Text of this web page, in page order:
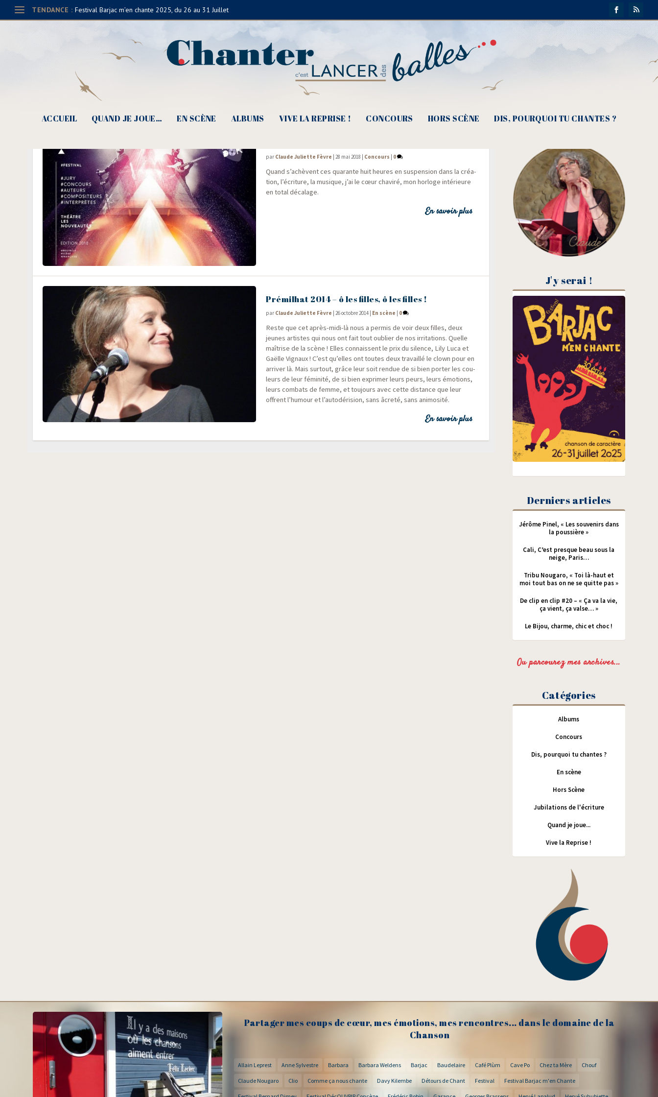
TENDANCE : Festival Barjac m’en chante 2025, du 26 au 31 Juillet
ACCUEIL QUAND JE JOUE… EN SCÈNE ALBUMS VIVE LA REPRISE ! CONCOURS HORS SCÈNE DIS, POURQUOI TU CHANTES ?
par Claude Juliette Fèvre |28 mai 2018 Concours 0
Quand s’achèvent ces qua­rante huit heures en sus­pen­sion dans la créa­
tion, l’écriture, la musique, j’ai le cœur cha­vi­ré, mon hor­loge inté­rieure
en total décalage.
En savoir plus
Prémilhat 2014 – ô les filles, ô les filles !
par Claude Juliette Fèvre |26 octobre 2014 En scène 0
Reste que cet après-midi-là nous a per­mis de voir deux filles, deux
jeunes artistes qui nous ont fait tout oublier de nos irri­ta­tions. Quelle
maî­trise de la scène ! Elles connaissent le prix du silence, Lily Luca et
Gaëlle Vignaux ! C’est qu’elles ont toutes deux tra­vaillé le clown pour en
arri­ver là. Mais sur­tout, grâce leur soit ren­due de si bien por­ter les cou­
leurs de leur fémi­ni­té, de si bien expri­mer leurs peurs, leurs émo­tions,
leurs com­bats de femme, et tou­jours avec cette dis­tance que leur
offrent l’humour et l’autodérision, sans âcre­té, sans animosité.
En savoir plus
J'y serai !
Derniers articles
Jérôme Pinel, « Les souvenirs dans
la poussière »
Cali, C’est presque beau sous la
neige, Paris…
Tribu Nougaro, « Toi là-haut et
moi tout bas on ne se quitte pas »
De clip en clip #20 – « Ça va la vie,
ça vient, ça valse… »
Le Bijou, charme, chic et choc !
Ou parcourez mes archives...
Catégories
Albums
Concours
Dis, pourquoi tu chantes ?
En scène
Hors Scène
Jubilations de l'écriture
Quand je joue...
Vive la Reprise !
Partager mes coups de cœur, mes émotions, mes rencontres... dans le domaine de la
Chanson
Allain Leprest Anne Sylvestre Barbara Barbara Weldens Barjac Baudelaire Café Plùm Cave Po Chez ta Mère Chouf
Claude Nougaro Clio Comme ça nous chante Davy Kilembe Détours de Chant Festival Festival Barjac m'en Chante